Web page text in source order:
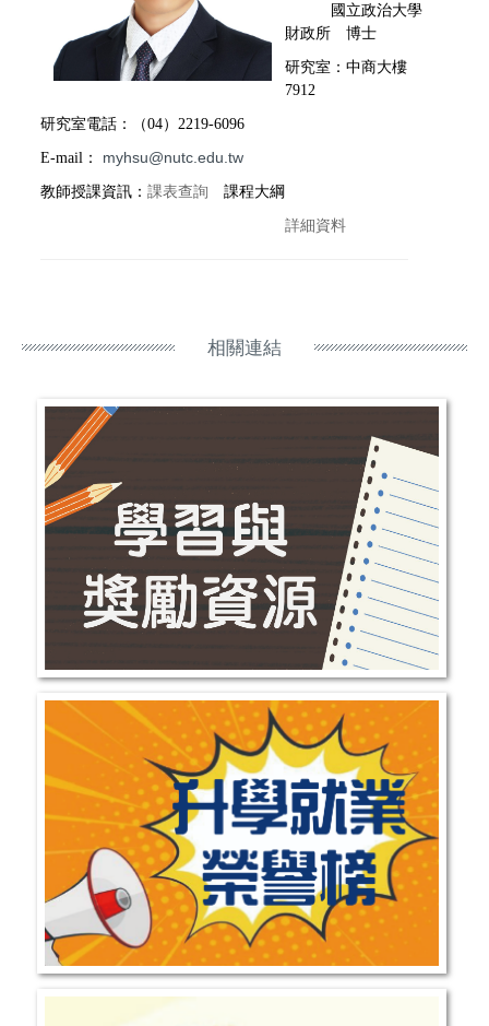
國立政治大學
財政所 博士
研究室：中商大樓
7912
研究室電話：（04）2219-6096
E-mail： myhsu@nutc.edu.tw
教師授課資訊： 課表查詢 課程大綱
詳細資料
相關連結